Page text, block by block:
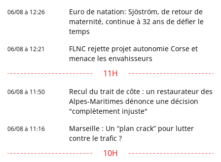
06/08 à 12:26
Euro de natation: Sjöström, de retour de
maternité, continue à 32 ans de défier le
temps
06/08 à 12:21
FLNC rejette projet autonomie Corse et
menace les envahisseurs
11H
06/08 à 11:50
Recul du trait de côte : un restaurateur des
Alpes-Maritimes dénonce une décision
"complètement injuste"
06/08 à 11:16
Marseille : Un “plan crack” pour lutter
contre le trafic ?
10H